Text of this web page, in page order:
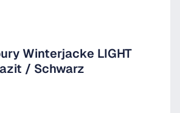
Winterjacke LIGHT
/ Schwarz